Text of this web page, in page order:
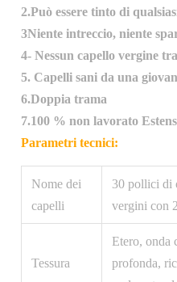
2.Può essere tinto di
3Niente intreccio, niente
4- Nessun capello vergine
5. Capelli sani da una
6.Doppia trama
7.100 % non lavorato
Parametri tecnici:
Nome dei
capelli
30 pollici di
vergini con
Tessura
Etero, onda
profonda,